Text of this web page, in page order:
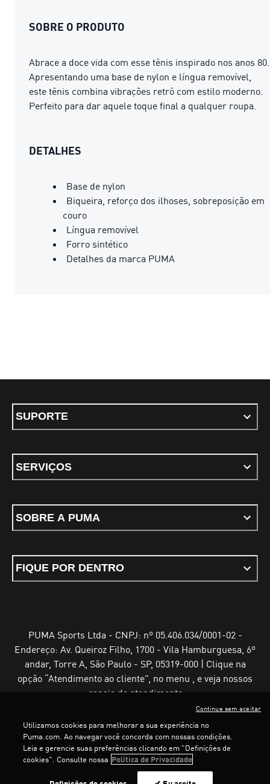
SOBRE O PRODUTO
Abrace a doce vida com esse tênis inspirado nos anos 80.
Apresentando uma base de nylon e língua removível,
este tênis combina vibrações retrô com estilo moderno.
Perfeito para dar aquele toque final a qualquer roupa.
DETALHES
Base de nylon
Biqueira, reforço dos ilhoses, sobreposição em
couro
Língua removível
Forro sintético
Detalhes da marca PUMA
SUPORTE
SERVIÇOS
SOBRE A PUMA
FIQUE POR DENTRO
PUMA Sports Ltda - CNPJ: nº 05.406.034/0001-02 -
Endereço: Av. Queiroz Filho, 1700 - Vila Hamburguesa, 6º
andar, Torre A, São Paulo - SP, 05319-000 | Clique na
opção “Atendimento ao cliente”, no menu , e veja nossos
canais de atendimento
Termos e Condições de UsoPolítica de Privacidade
Configurador de cookies
Utilizamos cookies para melhorar a sua experiência no
Puma.com. Ao navegar você concorda com nossas condições.
Leia e gerencie suas preferências clicando em "Definições de
cookies". Consulte nossa Política de Privacidade
Continue sem aceitar